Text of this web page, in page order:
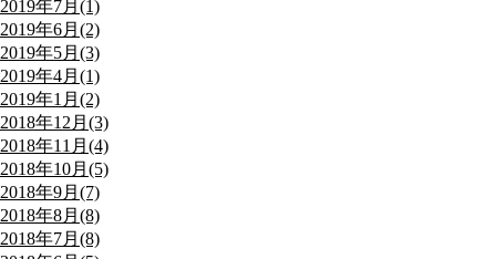
2019年7月(1)
2019年6月(2)
2019年5月(3)
2019年4月(1)
2019年1月(2)
2018年12月(3)
2018年11月(4)
2018年10月(5)
2018年9月(7)
2018年8月(8)
2018年7月(8)